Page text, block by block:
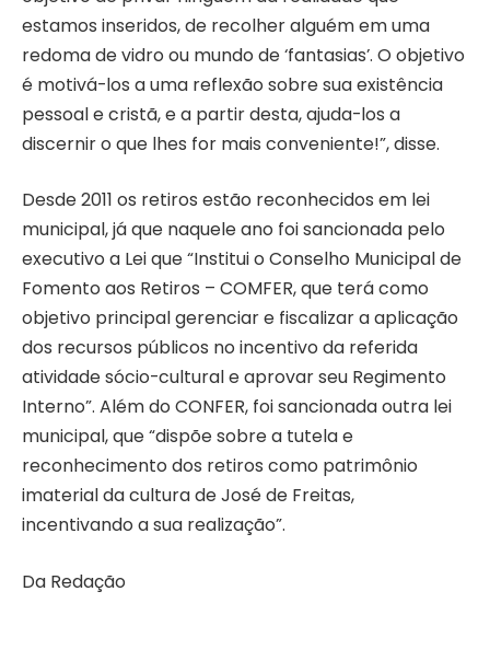
estamos inseridos, de recolher alguém em uma
redoma de vidro ou mundo de ‘fantasias’. O objetivo
é motivá-los a uma reflexão sobre sua existência
pessoal e cristã, e a partir desta, ajuda-los a
discernir o que lhes for mais conveniente!”, disse.
Desde 2011 os retiros estão reconhecidos em lei
municipal, já que naquele ano foi sancionada pelo
executivo a Lei que “Institui o Conselho Municipal de
Fomento aos Retiros – COMFER, que terá como
objetivo principal gerenciar e fiscalizar a aplicação
dos recursos públicos no incentivo da referida
atividade sócio-cultural e aprovar seu Regimento
Interno”. Além do CONFER, foi sancionada outra lei
municipal, que “dispõe sobre a tutela e
reconhecimento dos retiros como patrimônio
imaterial da cultura de José de Freitas,
incentivando a sua realização”.
Da Redação